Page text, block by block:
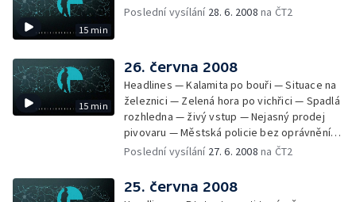
15 min
Poslední vysílání 28. 6. 2008 na ČT2
15 min
26. června 2008
Headlines — Kalamita po bouři — Situace na
železnici — Zelená hora po vichřici — Spadlá
rozhledna — živý vstup — Nejasný prodej
pivovaru — Městská policie bez oprávnění
měřit rychlost — Zákon o odpadech —
Hodiny ze sbírek Pražského hradu
Poslední vysílání 27. 6. 2008 na ČT2
25. června 2008